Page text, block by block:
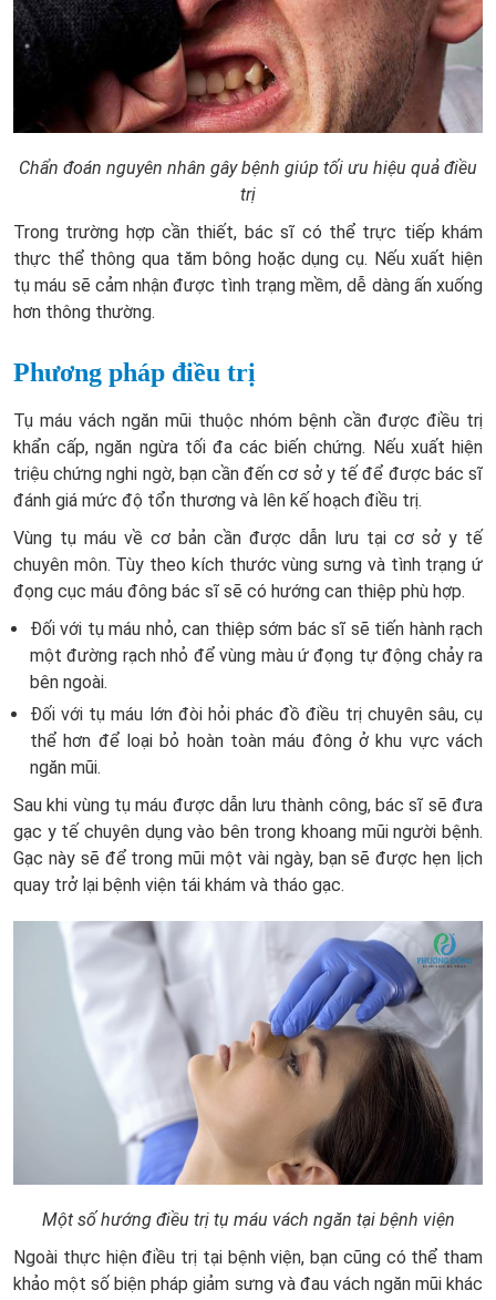
Chẩn đoán nguyên nhân gây bệnh giúp tối ưu hiệu quả điều
trị
Trong trường hợp cần thiết, bác sĩ có thể trực tiếp khám
thực thể thông qua tăm bông hoặc dụng cụ. Nếu xuất hiện
tụ máu sẽ cảm nhận được tình trạng mềm, dễ dàng ấn xuống
hơn thông thường.
Phương pháp điều trị
Tụ máu vách ngăn mũi thuộc nhóm bệnh cần được điều trị
khẩn cấp, ngăn ngừa tối đa các biến chứng. Nếu xuất hiện
triệu chứng nghi ngờ, bạn cần đến cơ sở y tế để được bác sĩ
đánh giá mức độ tổn thương và lên kế hoạch điều trị.
Vùng tụ máu về cơ bản cần được dẫn lưu tại cơ sở y tế
chuyên môn. Tùy theo kích thước vùng sưng và tình trạng ứ
đọng cục máu đông bác sĩ sẽ có hướng can thiệp phù hợp.
Đối với tụ máu nhỏ, can thiệp sớm bác sĩ sẽ tiến hành rạch
một đường rạch nhỏ để vùng màu ứ đọng tự động chảy ra
bên ngoài.
Đối với tụ máu lớn đòi hỏi phác đồ điều trị chuyên sâu, cụ
thể hơn để loại bỏ hoàn toàn máu đông ở khu vực vách
ngăn mũi.
Sau khi vùng tụ máu được dẫn lưu thành công, bác sĩ sẽ đưa
gạc y tế chuyên dụng vào bên trong khoang mũi người bệnh.
Gạc này sẽ để trong mũi một vài ngày, bạn sẽ được hẹn lịch
quay trở lại bệnh viện tái khám và tháo gạc.
Một số hướng điều trị tụ máu vách ngăn tại bệnh viện
Ngoài thực hiện điều trị tại bệnh viện, bạn cũng có thể tham
khảo một số biện pháp giảm sưng và đau vách ngăn mũi khác